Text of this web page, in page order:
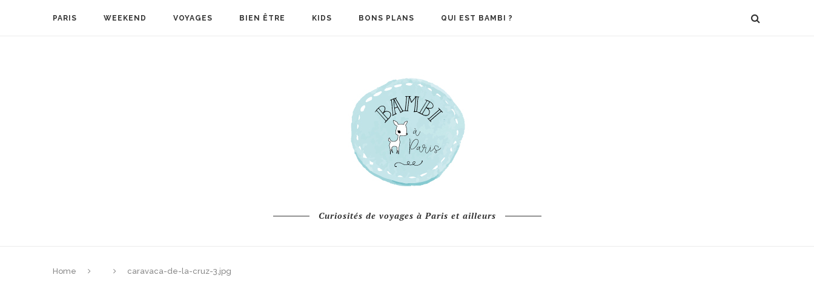
PARIS WEEKEND VOYAGES BIEN ÊTRE KIDS BONS PLANS QUI EST BAMBI ?
Curiosités de voyages à Paris et ailleurs
Home caravaca-de-la-cruz-3.jpg